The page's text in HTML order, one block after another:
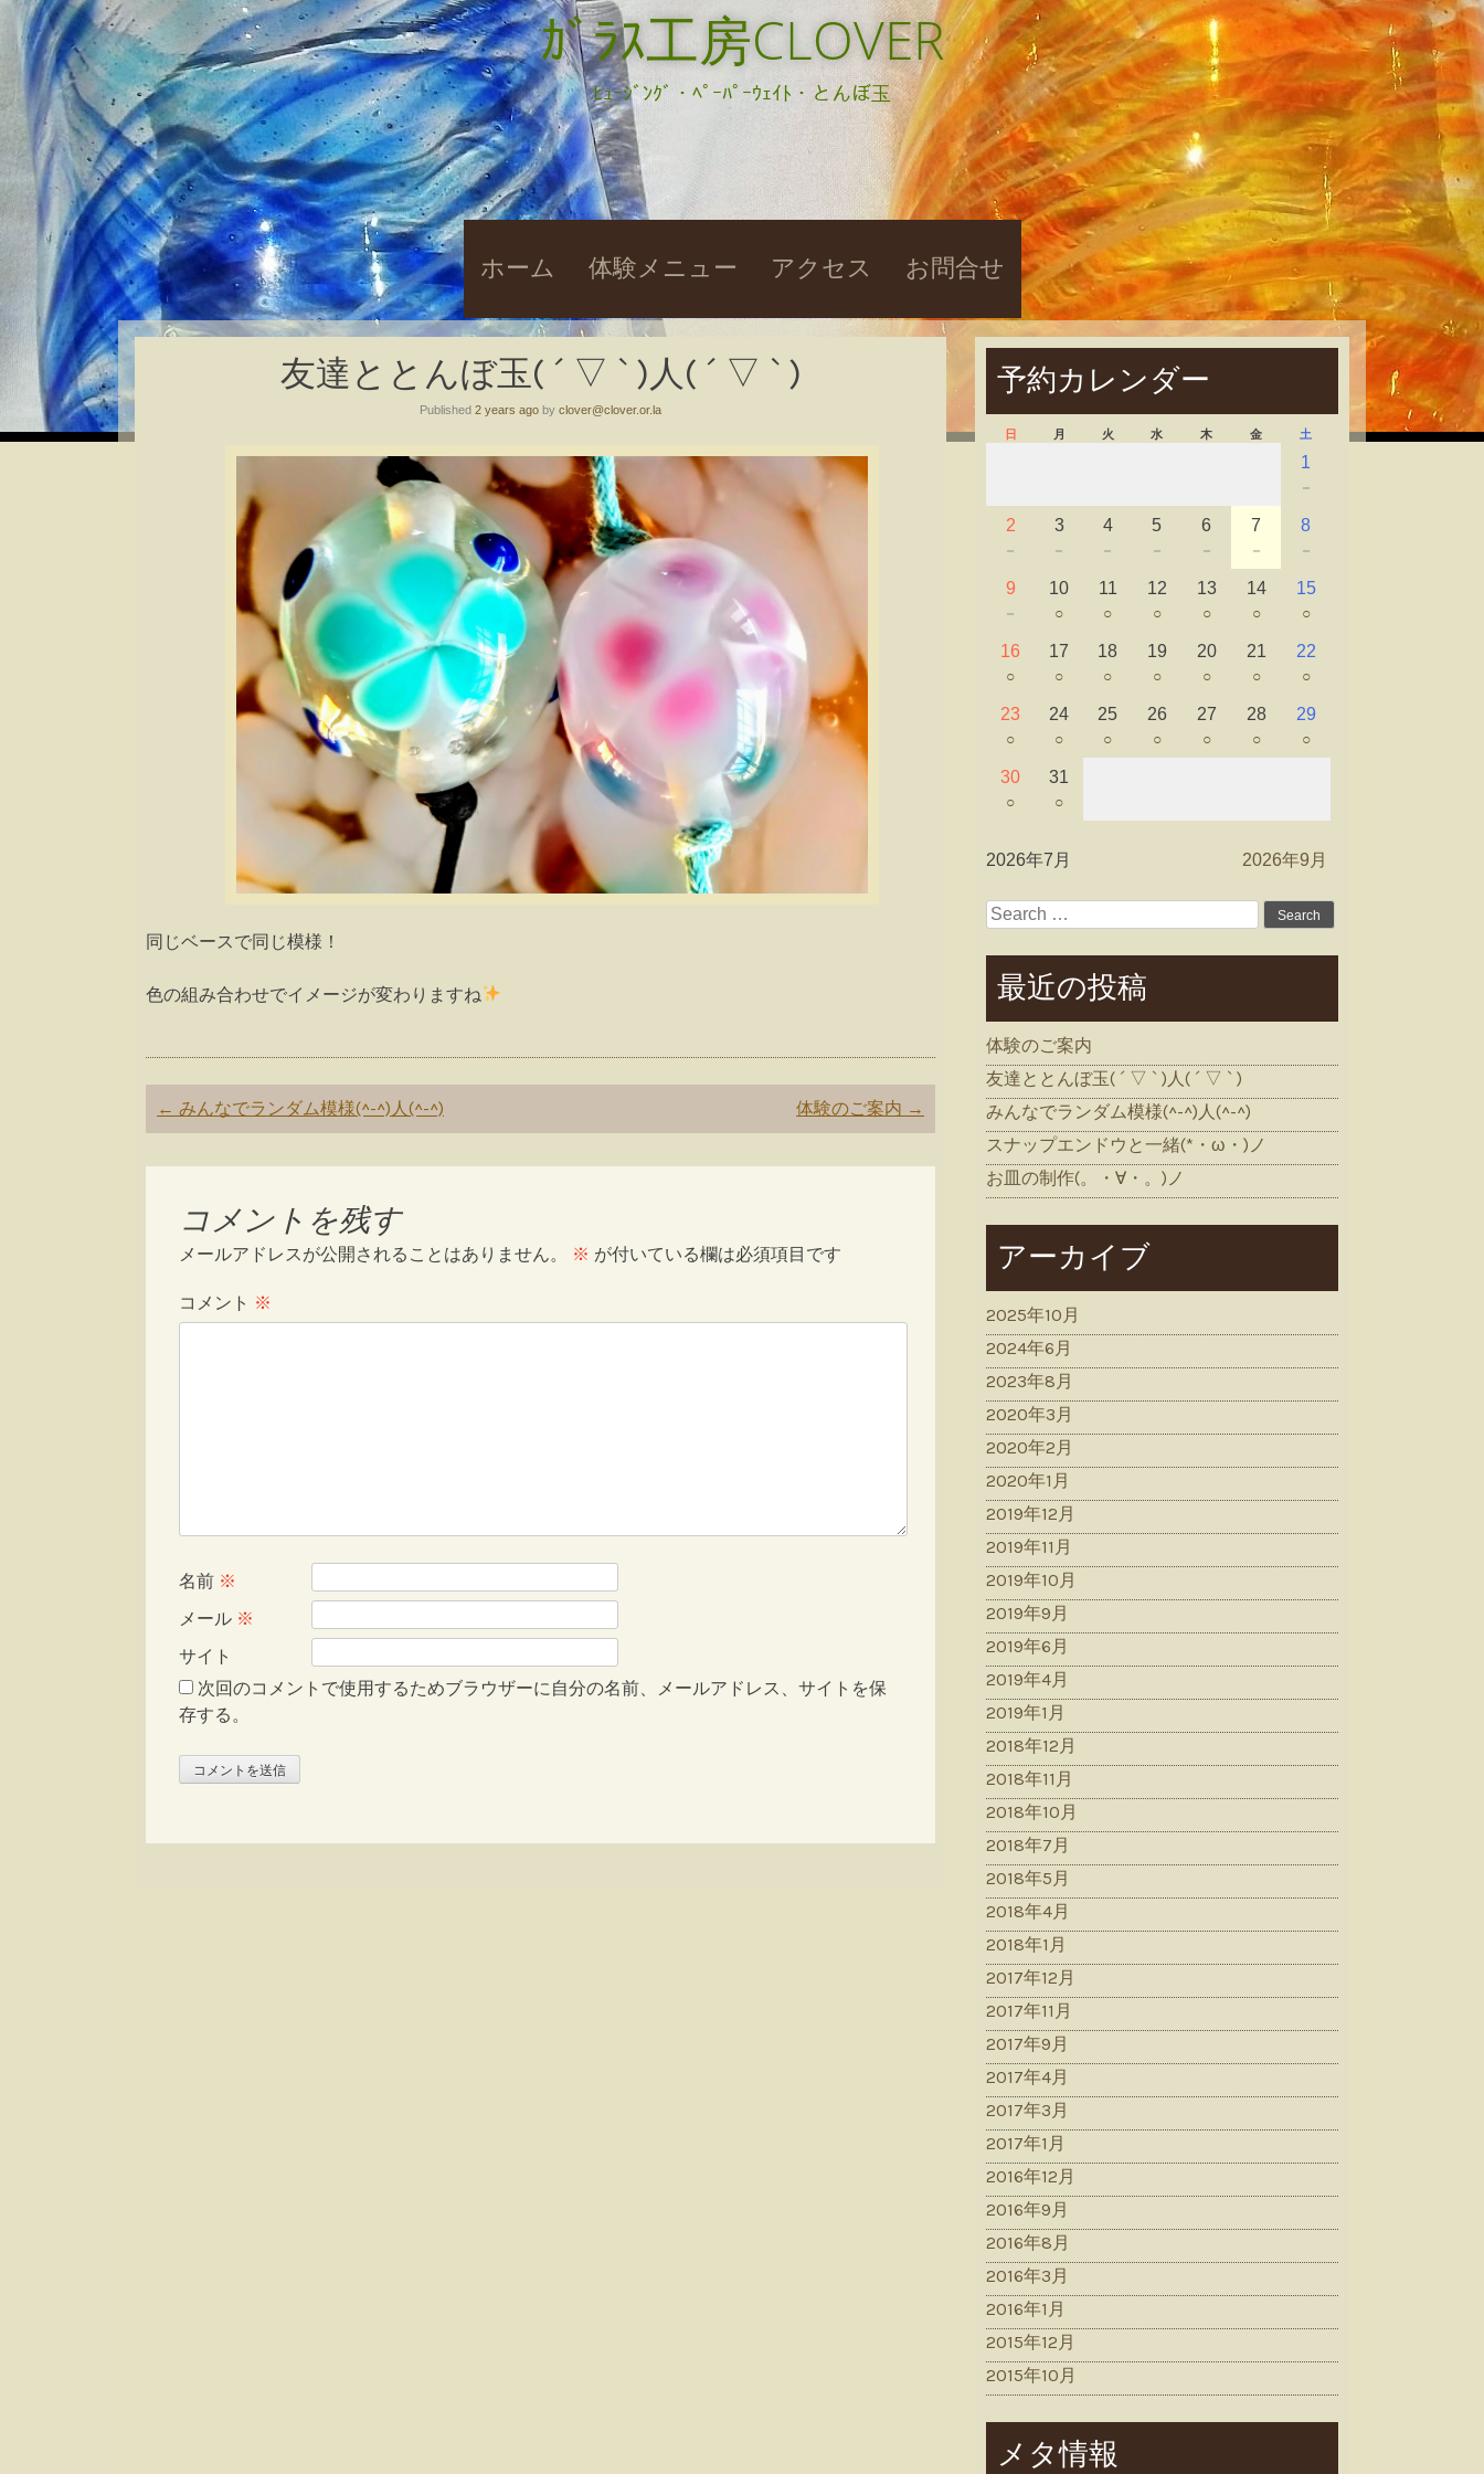
ｶﾞﾗｽ工房CLOVER
ﾋｭｰｼﾞﾝｸﾞ・ﾍﾟｰﾊﾟｰｳｪｲﾄ・とんぼ玉
Skip
content
ホーム 体験メニュー アクセス お問合せ
友達ととんぼ玉( ´ ▽ ` )人( ´ ▽ ` )
Published 2 years ago by clover@clover.or.la
同じベースで同じ模様！
色の組み合わせでイメージが変わりますね
Post
navigation
← みんなでランダム模様(^-^)人(^-^) 体験のご案内 →
コメントを残す
メールアドレスが公開されることはありません。 ※ が付いている欄は必須項目です
コメント ※
名前 ※
メール ※
サイト
次回のコメントで使用するためブラウザーに自分の名前、メールアドレス、サイトを保
存する。
予約カレンダー
日 月 火 水 木 金 土
1
－
2
－
3
－
4
－
5
－
6
－
7
－
8
－
9
－
10
○
11
○
12
○
13
○
14
○
15
○
16
○
17
○
18
○
19
○
20
○
21
○
22
○
23
○
24
○
25
○
26
○
27
○
28
○
29
○
30
○
31
○
2026年7月 2026年9月
Search
最近の投稿
体験のご案内
友達ととんぼ玉( ´ ▽ ` )人( ´ ▽ ` )
みんなでランダム模様(^-^)人(^-^)
スナップエンドウと一緒(*・ω・)ノ
お皿の制作(。・∀・。)ノ
アーカイブ
2025年10月
2024年6月
2023年8月
2020年3月
2020年2月
2020年1月
2019年12月
2019年11月
2019年10月
2019年9月
2019年6月
2019年4月
2019年1月
2018年12月
2018年11月
2018年10月
2018年7月
2018年5月
2018年4月
2018年1月
2017年12月
2017年11月
2017年9月
2017年4月
2017年3月
2017年1月
2016年12月
2016年9月
2016年8月
2016年3月
2016年1月
2015年12月
2015年10月
メタ情報